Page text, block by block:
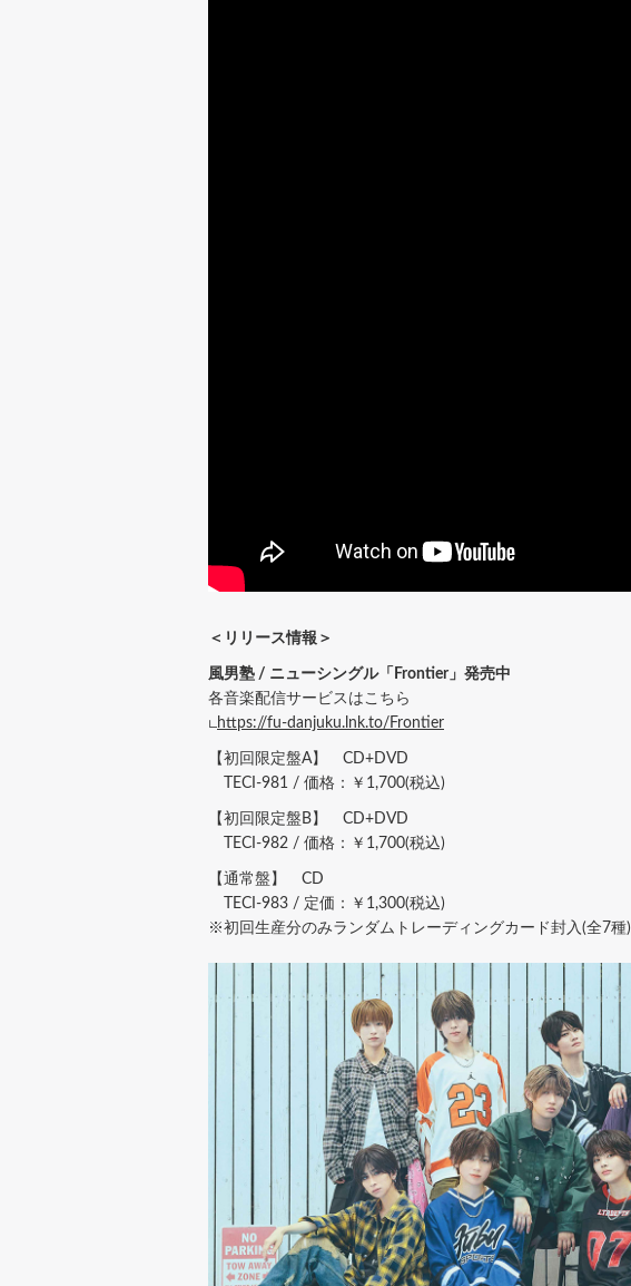
＜リリース情報＞
風男塾 / ニューシングル「Frontier」発売中
各音楽配信サービスはこちら
∟https://fu-danjuku.lnk.to/Frontier
【初回限定盤A】 CD+DVD
TECI-981 / 価格：￥1,700(税込)
【初回限定盤B】 CD+DVD
TECI-982 / 価格：￥1,700(税込)
【通常盤】 CD
TECI-983 / 定価：￥1,300(税込)
※初回生産分のみランダムトレーディングカード封入(全7種)